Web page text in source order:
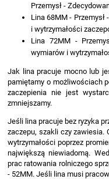
Przemysł -
Lina 68MM -
i wytrzymałości
Lina 72MM -
wymiarów i
Jak lina pracuje mocno lub
pamiętamy o możliwościach
zaczepienia nie jest
zmniejszamy.
Jeśli lina pracuje bez ryzyka
zaczepu, szakli czy zawiesia.
wytrzymałości poprzez
największą niewiadomą.
prac ratowania rolniczego
- 52MM. Jeśli lina musi